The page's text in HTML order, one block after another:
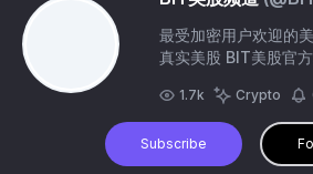
最受加密用户欢迎的美股情报
真实美股 BIT美股官方频道：
https://t.co/
持：https://t.co/
1.7k Crypto
Subscribe